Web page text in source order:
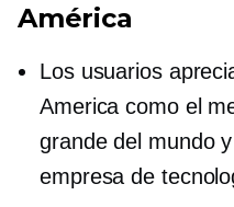
América
Los usuarios
America como el
grande del mundo y
empresa de